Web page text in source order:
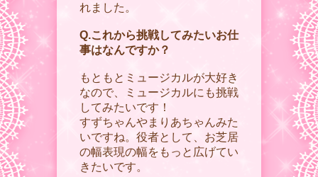
れました。
Q.これから挑戦してみたいお仕
事はなんですか？
もともとミュージカルが大好き
なので、ミュージカルにも挑戦
してみたいです！
すずちゃんやまりあちゃんみた
いですね。役者として、お芝居
の幅表現の幅をもっと広げてい
きたいです。